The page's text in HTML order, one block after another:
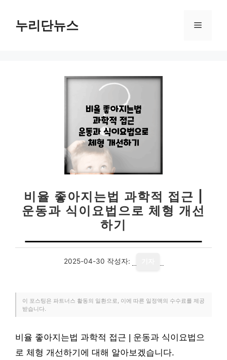
누리단뉴스 메
비율 좋아지는법 과학적 접근 |
운동과 식이요법으로 체형 개선
하기
2025-04-30 작성자:
이 포스팅은 파트너스 활동의 일환으로, 이에 따른 일정액의 수수료를 제공
받습니다.
비율 좋아지는법 과학적 접근 | 운동과 식이요법으
로 체형 개선하기에 대해 알아보겠습니다.